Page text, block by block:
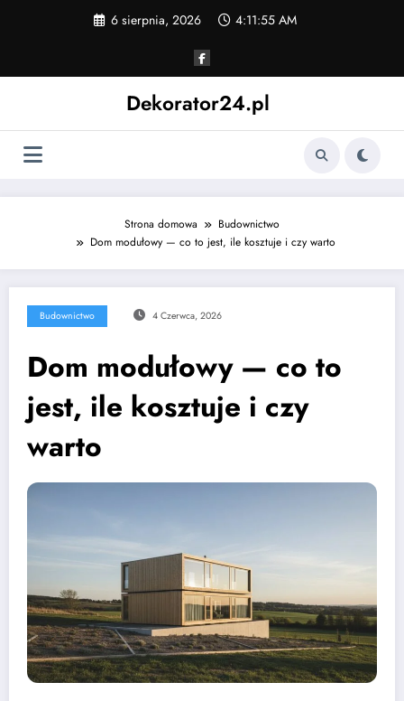
6 sierpnia, 2026 4:11:56 AM
Dekorator24.pl
Strona domowa
Budownictwo
Dom modułowy — co to jest, ile kosztuje i czy warto
Budownictwo 4 Czerwca, 2026
Dom modułowy — co to
jest, ile kosztuje i czy
warto